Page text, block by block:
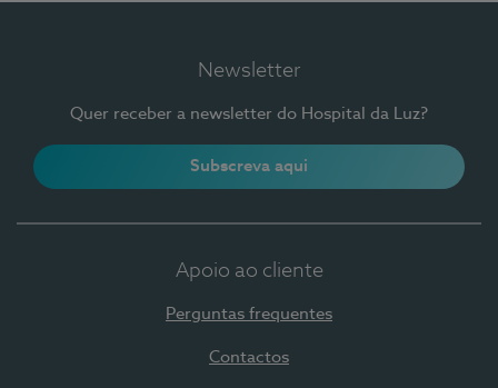
Newsletter
Quer receber a newsletter do Hospital da Luz?
Subscreva aqui
Apoio ao cliente
Perguntas frequentes
Contactos